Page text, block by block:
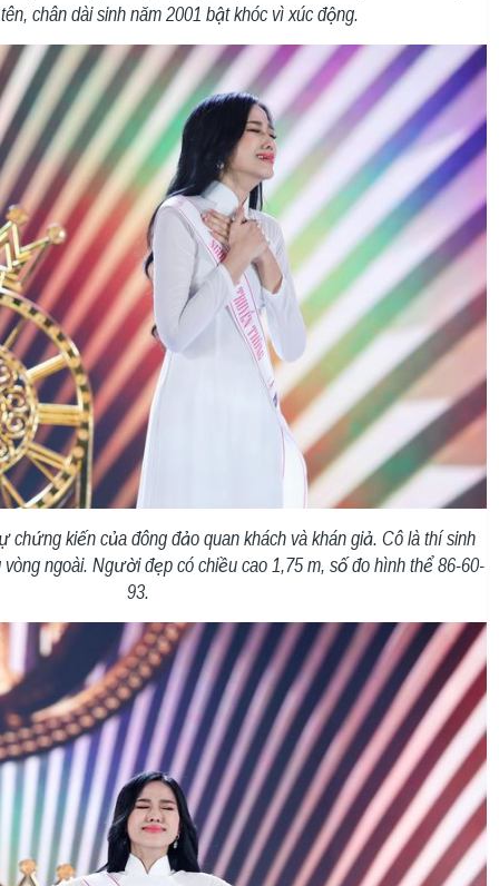
chân dài sinh năm 2001 bật khóc vì xúc động.
kiến của đông đảo quan khách và khán giả. Cô là thí sinh
ngoài. Người đẹp có chiều cao 1,75 m, số đo hình thể 86-60-
93.